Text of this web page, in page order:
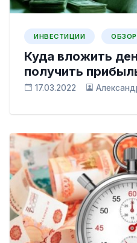
ИНВЕСТИЦИИ
Куда вложить
получить
17.03.2022